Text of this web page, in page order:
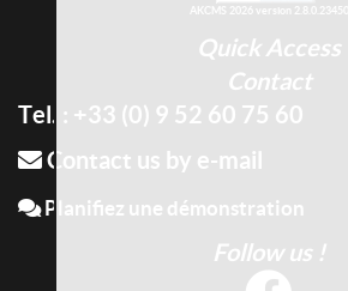
AKCMS 2026 version 2.8.0.23450
Quick Access
Contact
Tel. : +33 (0) 9 52 60 75 60
Contact us by e-mail
Planifiez une démonstration
Follow us !